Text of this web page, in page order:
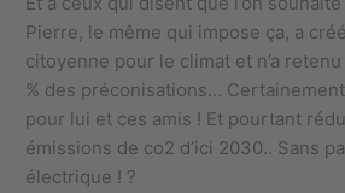
Pierre, le même qui impose ça, a
citoyenne pour le climat et n’a
% des préconisations…
pour lui et ces amis ! Et pourtant
émissions de co2 d’ici 2030.. Sans
électrique ! ?